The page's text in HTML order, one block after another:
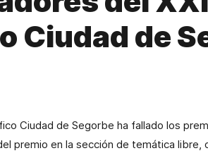
Ciudad de
Ciudad de Segorbe ha fallado los
premio en la sección de temática libre,